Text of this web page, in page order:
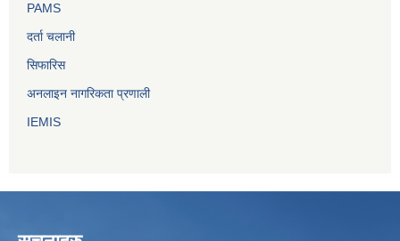
PAMS
दर्ता चलानी
सिफारिस
अनलाइन नागरिकता प्रणाली
IEMIS